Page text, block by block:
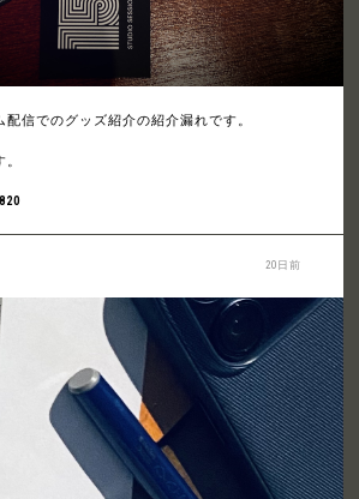
信でのグッズ紹介の紹介漏れです。
20日前